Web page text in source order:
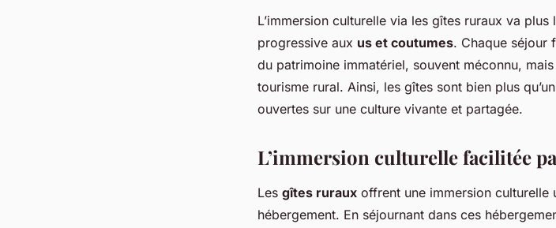
L’immersion culturelle via les gîtes ruraux va
progressive aux us et coutumes. Chaque séjour
du patrimoine immatériel, souvent méconnu,
tourisme rural. Ainsi, les gîtes sont bien plus
ouvertes sur une culture vivante et partagée.
L’immersion culturelle facilitée
Les gîtes ruraux offrent une immersion culturelle
hébergement. En séjournant dans ces